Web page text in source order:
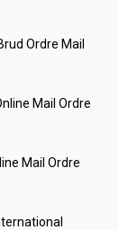
Ordre Mail
Mail Ordre
Mail Ordre